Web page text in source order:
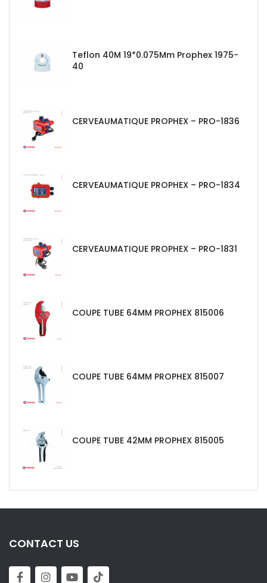
Teflon 40M 19*0.075Mm Prophex 1975-
40
CERVEAUMATIQUE PROPHEX – PRO-1836
CERVEAUMATIQUE PROPHEX – PRO-1834
CERVEAUMATIQUE PROPHEX – PRO-1831
COUPE TUBE 64MM PROPHEX 815006
COUPE TUBE 64MM PROPHEX 815007
COUPE TUBE 42MM PROPHEX 815005
CONTACT US